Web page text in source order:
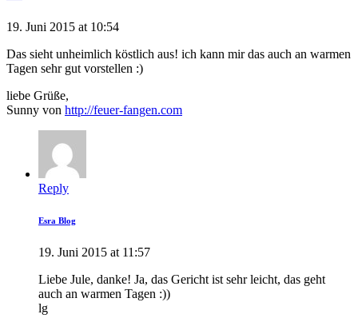
19. Juni 2015 at 10:54
Das sieht unheimlich köstlich aus! ich kann mir das auch an warmen
Tagen sehr gut vorstellen :)
liebe Grüße,
Sunny von http://feuer-fangen.com
Reply
Esra Blog
19. Juni 2015 at 11:57
Liebe Jule, danke! Ja, das Gericht ist sehr leicht, das geht
auch an warmen Tagen :))
lg